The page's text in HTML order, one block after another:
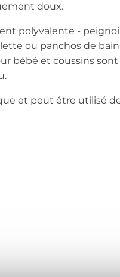
doux.
polyvalente -
ou panchos de
bébé et coussins
et peut être utilisé